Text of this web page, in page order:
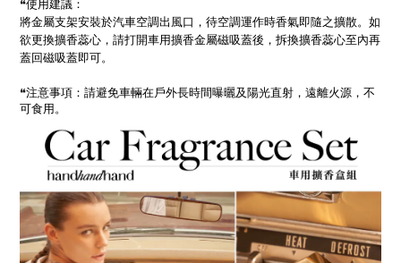
將金屬支架安裝於汽車空調出風口，待空調運作時香氣即隨之擴散。如
欲更換擴香蕊心，請打開車用擴香金屬磁吸蓋後，拆換擴香蕊心至內再
蓋回磁吸蓋即可。
❝注意事項：請避免車輛在戶外長時間曝曬及陽光直射，遠離火源，不
可食用。